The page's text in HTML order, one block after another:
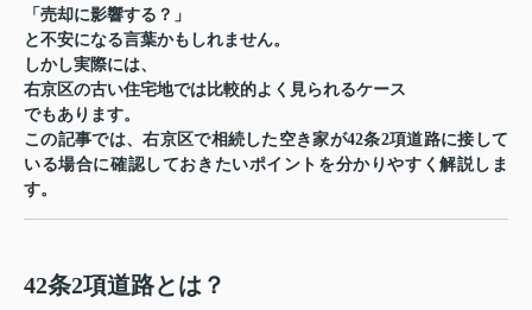
「売却に影響する？」
と不安になる言葉かもしれません。
しかし実際には、
右京区の古い住宅地では比較的よく見られるケース
でもあります。
この記事では、右京区で相続した空き家が42条2項道路に接して
いる場合に確認しておきたいポイントを分かりやすく解説しま
す。
42条2項道路とは？